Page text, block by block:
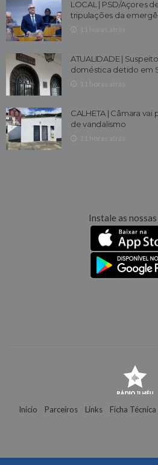
LOCAL | PSD/Açores
tripulações da
ATUALIDADE |
doméstica detido em
CALHETA | Câmara
de vandalismo
Instale as nossas
Início Parceiros Links Ficha Técnica